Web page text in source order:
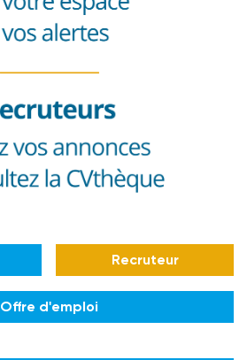
Recruteur
Offre d'emploi